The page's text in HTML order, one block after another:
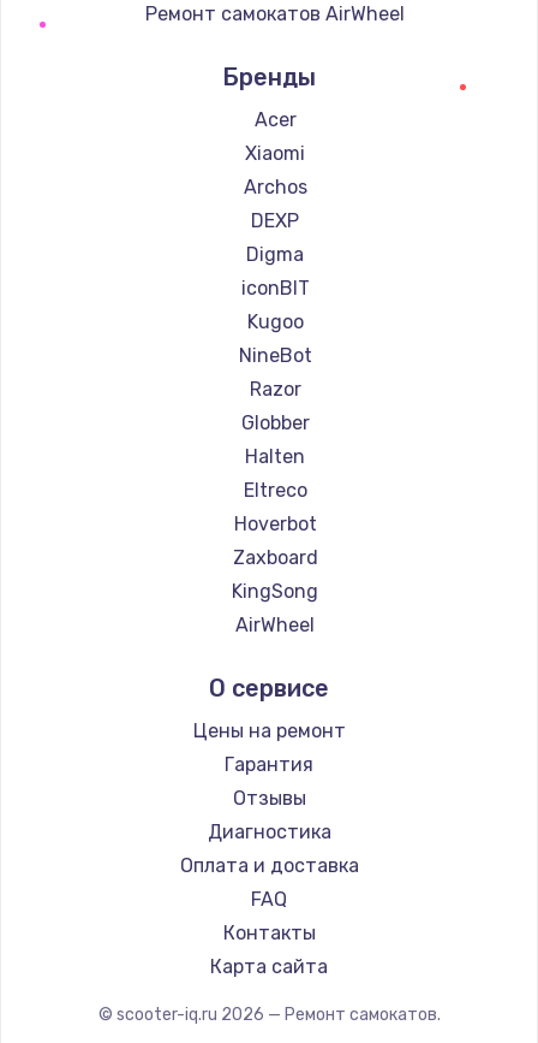
Ремонт самокатов AirWheel
Ремонт самокатов Hunter
Ремонт самокатов Shorner
Ремонт самокатов Joyor
Ремонт самокатов Minimotors
Ремонт самокатов Bork
Ремонт самокатов Segway
Ремонт самокатов KIRIN
Бренды
Acer
Xiaomi
Archos
DEXP
Digma
iconBIT
Kugoo
NineBot
Razor
Globber
Halten
Eltreco
Hoverbot
Zaxboard
KingSong
AirWheel
Hunter
Shorner
Joyor
Minimotors
Bork
Segway
KIRIN
О сервисе
Цены на ремонт
Гарантия
Отзывы
Диагностика
Оплата и доставка
FAQ
Контакты
Карта сайта
© scooter-iq.ru 2026 — Ремонт самокатов.